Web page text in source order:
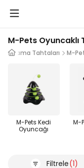
M-Pets Oyuncaklı
Tahtaları
M-
M-Pets Kedi
Oyuncağı
M-
Filtrele(1)